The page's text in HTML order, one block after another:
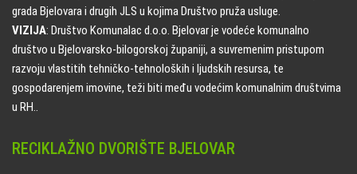
grada Bjelovara i drugih JLS u kojima Društvo pruža usluge.
VIZIJA: Društvo Komunalac d.o.o. Bjelovar je vodeće komunalno
društvo u Bjelovarsko-bilogorskoj županiji, a suvremenim pristupom
razvoju vlastitih tehničko-tehnoloških i ljudskih resursa, te
gospodarenjem imovine, teži biti među vodećim komunalnim društvima
u RH..
RECIKLAŽNO DVORIŠTE BJELOVAR